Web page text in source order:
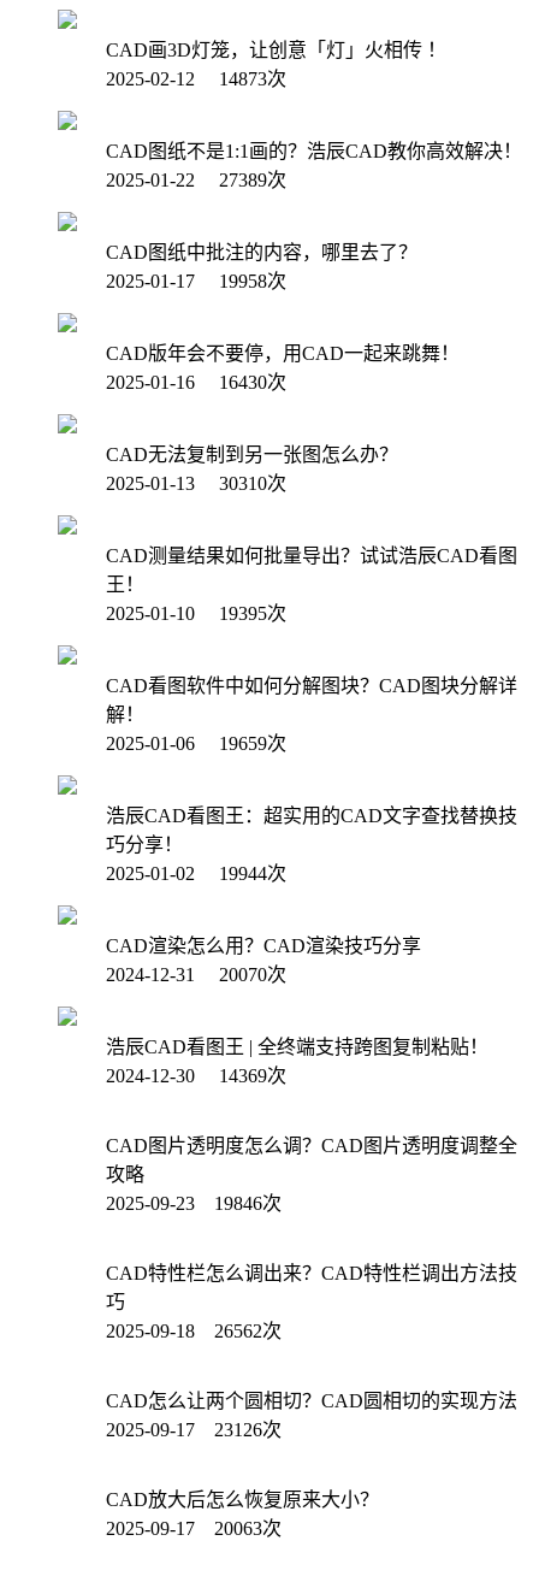
CAD画3D灯笼，让创意「灯」火相传 ！
2025-02-12 14873次
CAD图纸不是1:1画的？浩辰CAD教你高效解决！
2025-01-22 27389次
CAD图纸中批注的内容，哪里去了？
2025-01-17 19958次
CAD版年会不要停，用CAD一起来跳舞！
2025-01-16 16430次
CAD无法复制到另一张图怎么办？
2025-01-13 30310次
CAD测量结果如何批量导出？试试浩辰CAD看图
王！
2025-01-10 19395次
CAD看图软件中如何分解图块？CAD图块分解详
解！
2025-01-06 19659次
浩辰CAD看图王：超实用的CAD文字查找替换技
巧分享！
2025-01-02 19944次
CAD渲染怎么用？CAD渲染技巧分享
2024-12-31 20070次
浩辰CAD看图王 | 全终端支持跨图复制粘贴！
2024-12-30 14369次
CAD图片透明度怎么调？CAD图片透明度调整全
攻略
2025-09-23 19846次
CAD特性栏怎么调出来？CAD特性栏调出方法技
巧
2025-09-18 26562次
CAD怎么让两个圆相切？CAD圆相切的实现方法
2025-09-17 23126次
CAD放大后怎么恢复原来大小？
2025-09-17 20063次